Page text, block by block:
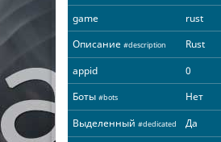
game
rust
Описание #description
Rust
appid
0
Боты #bots
Нет
Выделенный #dedicated
Да